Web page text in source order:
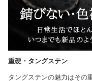
重硬・タングステン
タングステンの魅力はその